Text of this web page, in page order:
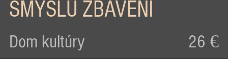
SMYSLŮ ZBAVENÍ
Dom kultúry 26 €